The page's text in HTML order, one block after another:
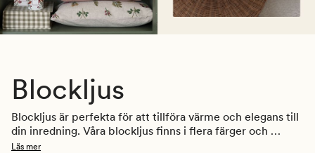
Blockljus
Blockljus är perfekta för att tillföra värme och elegans till
din inredning. Våra blockljus finns i flera färger och
storlekar. Utforska vårt sortiment av blockljus för att hitta
Läs mer